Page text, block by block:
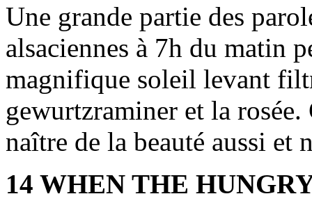
Une grande partie des
alsaciennes à 7h du matin
magnifique soleil levant
gewurtzraminer et la
naître de la beauté aussi et
14 WHEN THE